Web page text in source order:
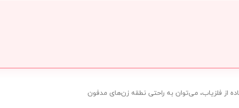
از فلزیاب، می‌توان به راحتی نطقه زن‌های مدفون